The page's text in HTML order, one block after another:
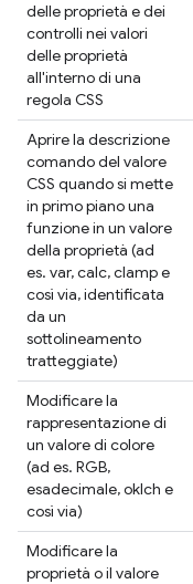
delle proprietà e dei
controlli nei valori
delle proprietà
all'interno di una
regola CSS
Aprire la descrizione
comando del valore
CSS quando si mette
in primo piano una
funzione in un valore
della proprietà (ad
es. var, calc, clamp e
così via, identificata
da un
sottolineamento
tratteggiate)
Modificare la
rappresentazione di
un valore di colore
(ad es. RGB,
esadecimale, oklch e
così via)
Modificare la
proprietà o il valore